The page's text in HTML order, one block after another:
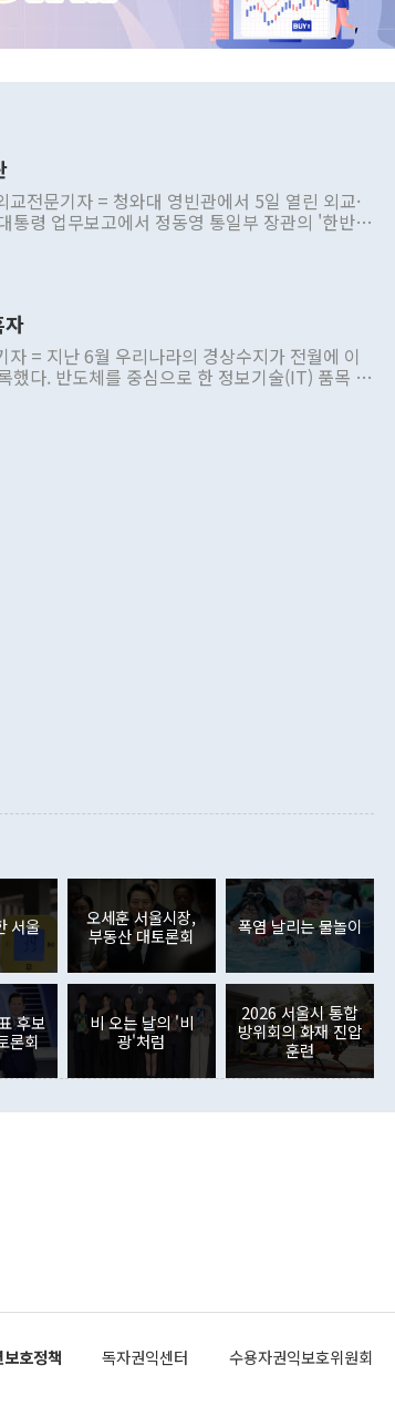
전문기자 = 청와대 영빈관에서 5일 열린 외교·
통령 업무보고에서 정동영 통일부 장관의 '한반도
을 거치지 않은 사안을 정책으로 추진하겠다고 공
실적 구상'이라는 비판을 내놨다. 그동안 정 장
이 물의를 빚은 적은 여러 번 있지만 대통령과 유
로 부정적 입장을 표명한 것은 이례적이다. 정 장
월권을 제어해야 한다는 목소리도 높아지고 있
시점에서 흘러간 선(先)비핵화만 되뇌는 것은
보하기 위해 최선을 다할 것"이라고 말했다. 하
과연 한반도의 평화와 안정에 플러스냐, 결론적
핑에서 정 장관이 언급한 '4자 회담'에 대해 "이상
토크에서 열리는 '동방경제포럼(EEF)'을 언급하
) 검토하고 있다"고 발언한 데 대해서도 조 장관
라며 "아직 거기까지 진도가 나가지 않았다"고
개한 대북 구상과 설명은 정부 내 조율을 거치지
다. 특히 주적 표현 대체와 국호 사용, 9·19 군
등은 통일부 장관이 결정할 사안이 아니어서 월
다. 이 대통령은 정 장관의 업무보고를 듣고 난
했다고 승인난 건 아니다"라고 재차 확인했다. 정
의 발언 내용은 대부분 국가안전보장회의(NSC)
닌 정 장관의 개인적 생각에 가깝다"며 "안보 관
식 정책이 아닌 사안을 추진하겠다고 업무보고를
'국군통수권자가 나서야 한다'고 주장한 것은 심각
핵화를 공식적으로 요구한 적이 없기 때문이다. 지
. 1994년 북·미 제네바 기본합의는 핵시설 동결
자
= 지난 6월 우리나라의 경상수지가 전월에 이
했다. 반도체를 중심으로 한 정보기술(IT) 품목 수
억달러를 넘어섰다. 상품수입은 644억8000만
·주변기기(SSD)는 282.7% 증가했다. IT 품목
비IT 품목도 ▲석유제품(47.5%) ▲화공품
용료수지는 전월 흑자에서 4억4000만달러 적자
는 배당소득을 중심으로 32억7000만달러 흑자
다 전월 분기배당에 따른 기저효과로 배당지급이
만달러)을 넘어선 것이다. 직접투자에서는 내국
만달러, 외국인의 국내투자가 46억3000만달러
서는 외국인의 국내 주식 매도세가 이어졌다. 외
차익실현 매도 등의 영향으로 316억1000만달러
만달러)에 이어 역대 최대 순매도 기록을 다시
채권투자는 세계국채지수(WGBI) 자금 유입에도
로 증가 폭이 줄어든 52억9000만달러를 기록했
자는 주식을 중심으로 35억6000만달러 증가했
서울
오세훈 서울시장,
부동산 대토론회
폭염 날리는 물놀이
후보
론회
비 오는 날의 '비
광'처럼
2026 서울시 통합
방위회의 화재 진압
훈련
호정책 독자권익센터 수용자권익보호위원회